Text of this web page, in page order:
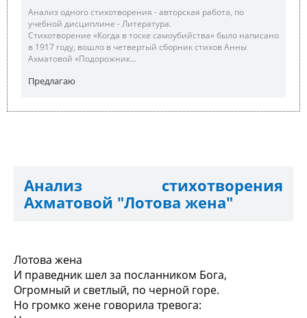
Анализ одного стихотворения - авторская работа, по
учебной дисциплине - Литература.
Стихотворение «Когда в тоске самоубийства» было написано
в 1917 году, вошло в четвертый сборник стихов Анны
Ахматовой «Подорожник...
Предлагаю
Анализ стихотворения
Ахматовой "Лотова жена"
Лотова жена
И праведник шел за посланником Бога,
Огромный и светлый, по черной горе.
Но громко жене говорила тревога: